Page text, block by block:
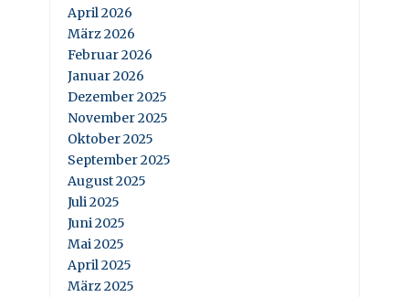
April 2026
März 2026
Februar 2026
Januar 2026
Dezember 2025
November 2025
Oktober 2025
September 2025
August 2025
Juli 2025
Juni 2025
Mai 2025
April 2025
März 2025